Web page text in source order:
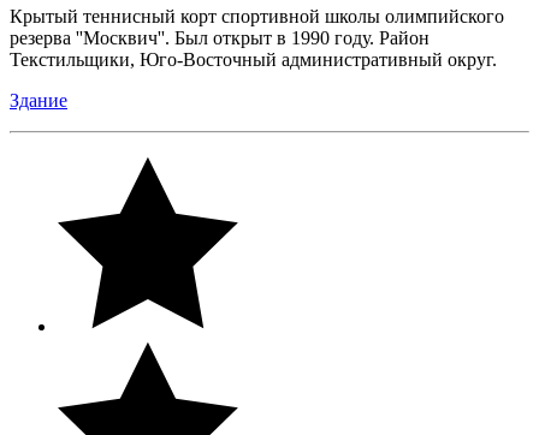
Крытый теннисный корт спортивной школы олимпийского
резерва ''Москвич''. Был открыт в 1990 году. Район
Текстильщики, Юго-Восточный административный округ.
Здание